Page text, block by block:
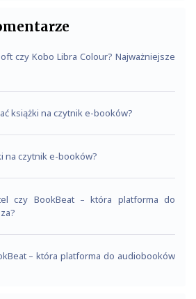
czy Kobo Libra Colour? Najważniejsze
książki na czytnik e-booków?
na czytnik e-booków?
czy BookBeat – która platforma do
– która platforma do audiobooków